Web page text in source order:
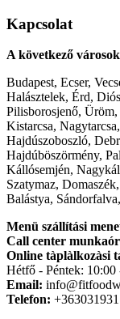
Kapcsolat
A következő
Budapest, Ecser,
Halásztelek, Érd,
Pilisborosjenő,
Kistarcsa,
Hajdúszoboszló,
Hajdúböszörmény,
Kállósemjén,
Szatymaz,
Balástya,
Menü szállítási
Call center
Online tàplàlkozàsi
Hétfő - Péntek: 10:00
Email:
Telefon: